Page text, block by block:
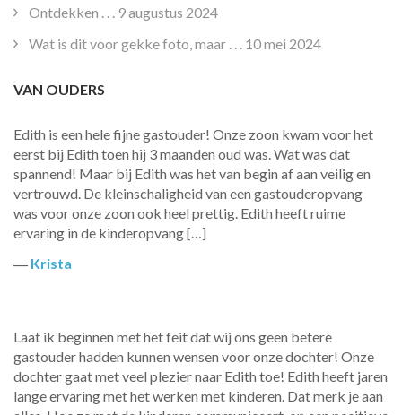
Ontdekken . . . 9 augustus 2024
Wat is dit voor gekke foto, maar . . . 10 mei 2024
VAN OUDERS
Edith is een hele fijne gastouder! Onze zoon kwam voor het
eerst bij Edith toen hij 3 maanden oud was. Wat was dat
spannend! Maar bij Edith was het van begin af aan veilig en
vertrouwd. De kleinschaligheid van een gastouderopvang
was voor onze zoon ook heel prettig. Edith heeft ruime
ervaring in de kinderopvang […]
― Krista
Laat ik beginnen met het feit dat wij ons geen betere
gastouder hadden kunnen wensen voor onze dochter! Onze
dochter gaat met veel plezier naar Edith toe! Edith heeft jaren
lange ervaring met het werken met kinderen. Dat merk je aan